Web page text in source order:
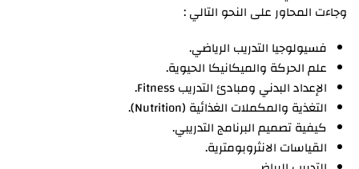
وجاءت المحاور على النحو التالي :
فسيولوجيا التدريب الرياضي.
علم الحركة والميكانيكا الحيوية.
الإعداد البدني ومبادئ التدريب Fitness.
التغذية والمكملات الغذائية (Nutrition).
كيفية تصميم البرنامج التدريبي.
القياسات الانثروبومترية.